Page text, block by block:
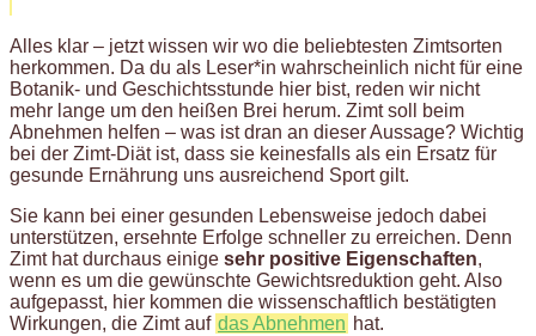
Alles klar – jetzt wissen wir wo die beliebtesten Zimtsorten
herkommen. Da du als Leser*in wahrscheinlich nicht für eine
Botanik- und Geschichtsstunde hier bist, reden wir nicht
mehr lange um den heißen Brei herum. Zimt soll beim
Abnehmen helfen – was ist dran an dieser Aussage? Wichtig
bei der Zimt-Diät ist, dass sie keinesfalls als ein Ersatz für
gesunde Ernährung uns ausreichend Sport gilt.
Sie kann bei einer gesunden Lebensweise jedoch dabei
unterstützen, ersehnte Erfolge schneller zu erreichen. Denn
Zimt hat durchaus einige sehr positive Eigenschaften,
wenn es um die gewünschte Gewichtsreduktion geht. Also
aufgepasst, hier kommen die wissenschaftlich bestätigten
Wirkungen, die Zimt auf das Abnehmen hat.